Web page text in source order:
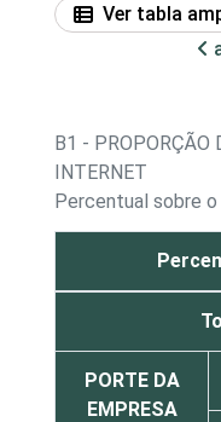
Ver tabla
B1 - PROPORÇÃO
INTERNET
Percentual sobre
PORTE DA
EMPRESA